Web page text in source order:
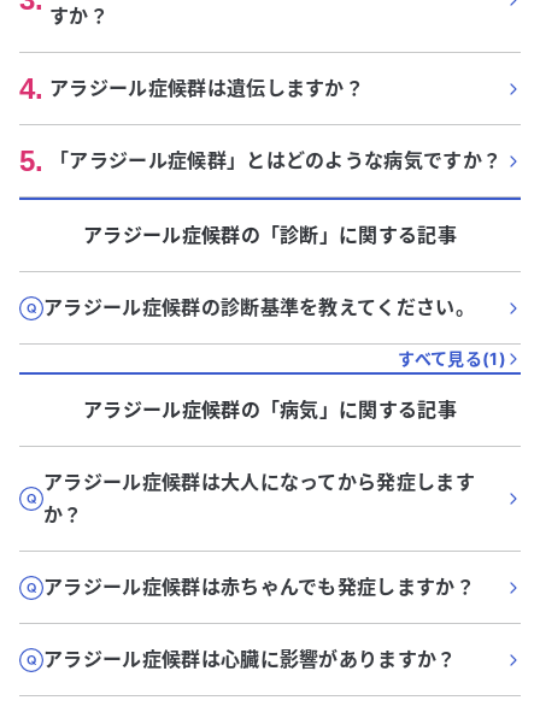
すか？
4. アラジール症候群は遺伝しますか？
5. 「アラジール症候群」とはどのような病気ですか？
アラジール症候群の「診断 」に関する記事
アラジール症候群の診断基準を教えてください。
すべて見る(1)
アラジール症候群の「病気 」に関する記事
アラジール症候群は大人になってから発症します
か？
アラジール症候群は赤ちゃんでも発症しますか？
アラジール症候群は心臓に影響がありますか？